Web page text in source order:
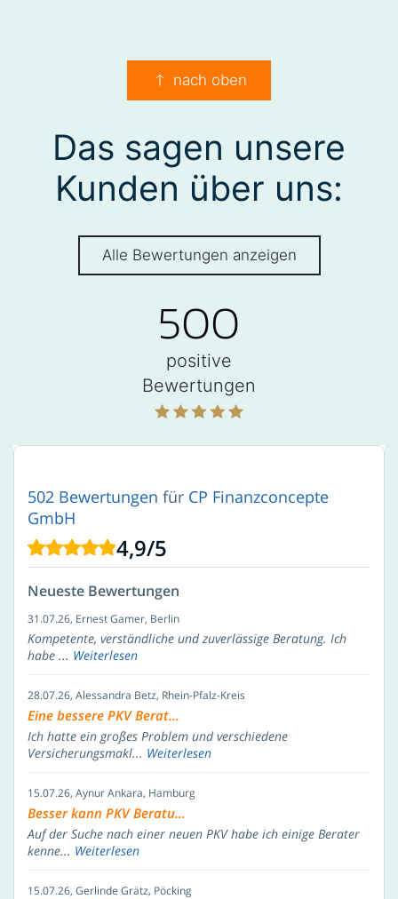
nach oben
Das sagen unsere
Kunden über uns:
Alle Bewertungen anzeigen
500
positive
Bewertungen
502 Bewertungen für CP Finanzconcepte
GmbH
4,9/5
Neueste Bewertungen
31.07.26, Ernest Gamer, Berlin
Kompetente, verständliche und zuverlässige Beratung. Ich
habe ... Weiterlesen
28.07.26, Alessandra Betz, Rhein-Pfalz-Kreis
Eine bessere PKV Berat...
Ich hatte ein großes Problem und verschiedene
Versicherungsmakl... Weiterlesen
15.07.26, Aynur Ankara, Hamburg
Besser kann PKV Beratu...
Auf der Suche nach einer neuen PKV habe ich einige Berater
kenne... Weiterlesen
15.07.26, Gerlinde Grätz, Pöcking